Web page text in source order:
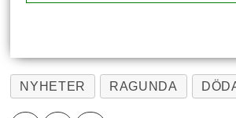
NYHETER RAGUNDA